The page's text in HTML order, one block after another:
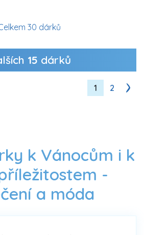
30 dárků
15 dárků
1 2
k Vánocům i k
-
a móda